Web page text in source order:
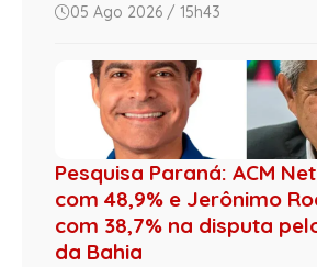
05 Ago 2026 / 15h43
Pesquisa Paraná: ACM
com 48,9% e Jerônimo
com 38,7% na disputa
da Bahia